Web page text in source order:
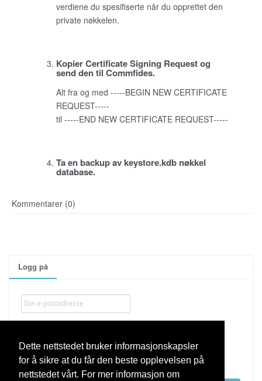
Dette nettstedet bruker informasjonskapsler
for å sikre at du får den beste opplevelsen på
nettstedet vårt. For mer informasjon om
Logg på
Husk meg
verdiene du spesifiserte når du opprettet den
private nøkkelen.
Kopier Certificate Signing Request og
send den til Commfides.
Alt fra og med -----BEGIN NEW CERTIFICATE
REQUEST-----
til -----END NEW CERTIFICATE REQUEST-----
Ta en backup av keystore.kdb nøkkel
database.
Kommentarer (0)